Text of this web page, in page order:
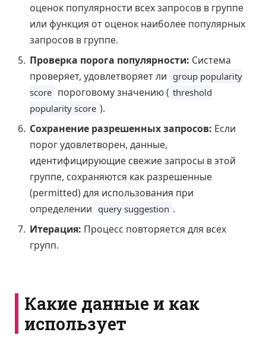
оценок популярности всех запросов в группе
или функция от оценок наиболее популярных
запросов в группе.
Проверка порога популярности: Система
проверяет, удовлетворяет ли group popularity
score пороговому значению ( threshold
popularity score ).
Сохранение разрешенных запросов: Если
порог удовлетворен, данные,
идентифицирующие свежие запросы в этой
группе, сохраняются как разрешенные
(permitted) для использования при
определении query suggestion .
Итерация: Процесс повторяется для всех
групп.
Какие данные и как
использует